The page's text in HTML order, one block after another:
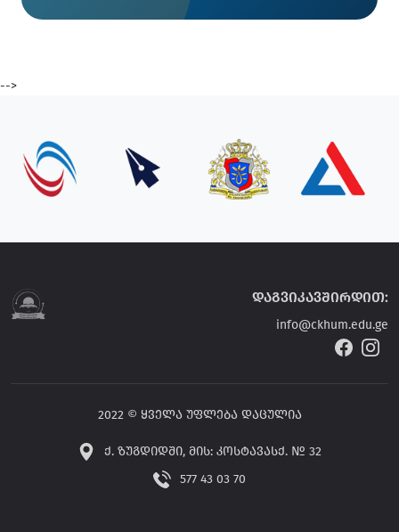
-->
დაგვიკავშირდით:
info@ckhum.edu.ge
2022 © ყველა უფლება დაცულია
ქ. ზუგდიდში, მის: კოსტავასქ. № 32
577 43 03 70